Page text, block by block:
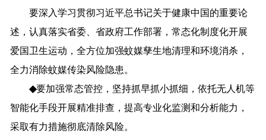
要深入学习贯彻习近平总书记关于健康中国的重要论
述，认真落实省委 、省政府工作部署 ，常态化制度化开展
爱国卫生运动 ，全方位加强蚊媒孳生地清理和环境消杀，
全力消除蚊媒传染风险隐患。
◆要加强常态管控， 坚持抓早抓小抓细 ，依托无人机等
智能化手段开展精准排查，提高专业化监测和分析能力 ，
采取有力措施彻底清除风险。